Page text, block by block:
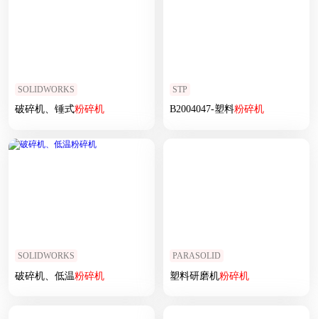
SOLIDWORKS
破碎机、锤式粉碎机
STP
B2004047-塑料粉碎机
SOLIDWORKS
破碎机、低温粉碎机
PARASOLID
塑料研磨机粉碎机